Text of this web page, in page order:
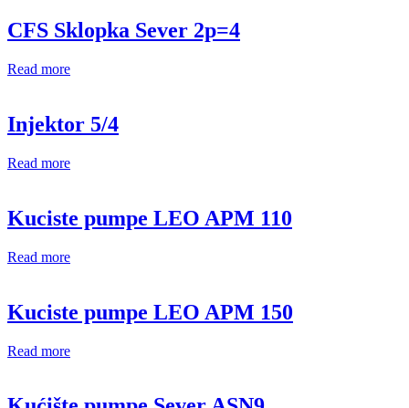
CFS Sklopka Sever 2p=4
Read more
Injektor 5/4
Read more
Kuciste pumpe LEO APM 110
Read more
Kuciste pumpe LEO APM 150
Read more